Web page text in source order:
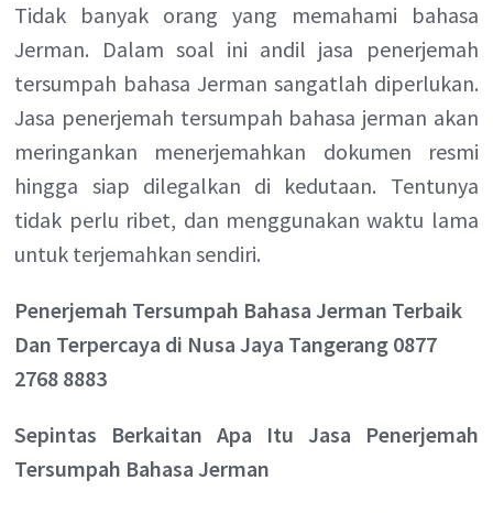
Tidak banyak orang yang memahami bahasa
Jerman. Dalam soal ini andil jasa penerjemah
tersumpah bahasa Jerman sangatlah diperlukan.
Jasa penerjemah tersumpah bahasa jerman akan
meringankan menerjemahkan dokumen resmi
hingga siap dilegalkan di kedutaan. Tentunya
tidak perlu ribet, dan menggunakan waktu lama
untuk terjemahkan sendiri.
Penerjemah Tersumpah Bahasa Jerman Terbaik
Dan Terpercaya di Nusa Jaya Tangerang 0877
2768 8883
Sepintas Berkaitan Apa Itu Jasa Penerjemah
Tersumpah Bahasa Jerman